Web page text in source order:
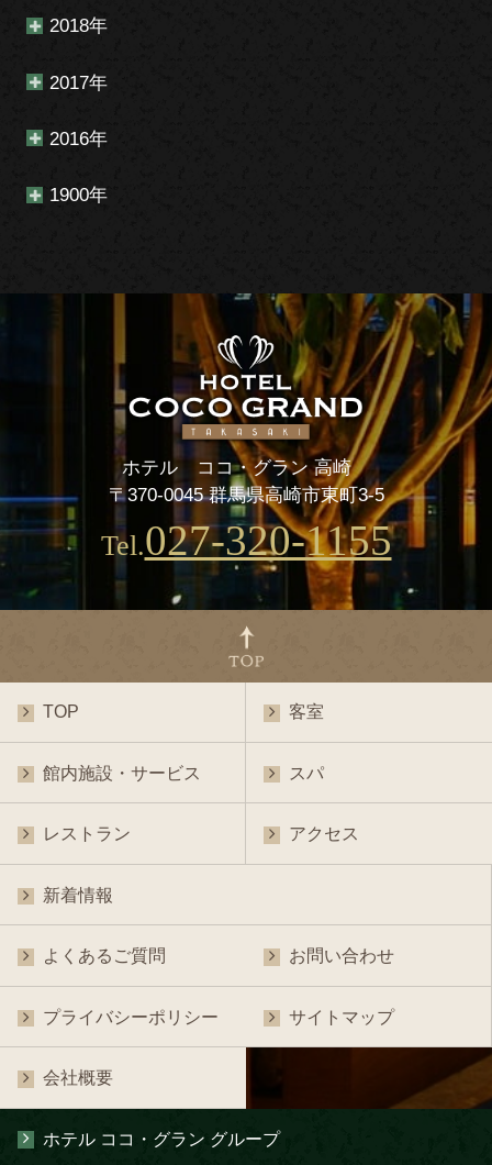
2018年
2017年
2016年
1900年
ホテル ココ・グラン 高崎
〒370-0045 群馬県高崎市東町3-5
Tel.027-320-1155
TOP 客室
館内施設・サービス スパ
レストラン アクセス
新着情報
よくあるご質問 お問い合わせ
プライバシーポリシー サイトマップ
会社概要
ホテル ココ・グラン グループ